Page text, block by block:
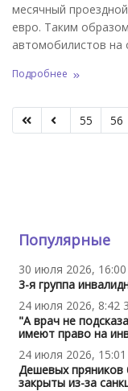
месячный
евро. Таким
автомобилистов на
Подробнее
55 56
Популярные
30 июля 2026, 16:00
3-я группа
24 июля 2026, 8:42
"А врач не
имеют право на
24 июля 2026, 15:01
Дешевых пряников
закрыты из-за